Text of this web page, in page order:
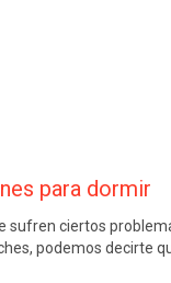
para dormir
sufren ciertos
podemos decirte